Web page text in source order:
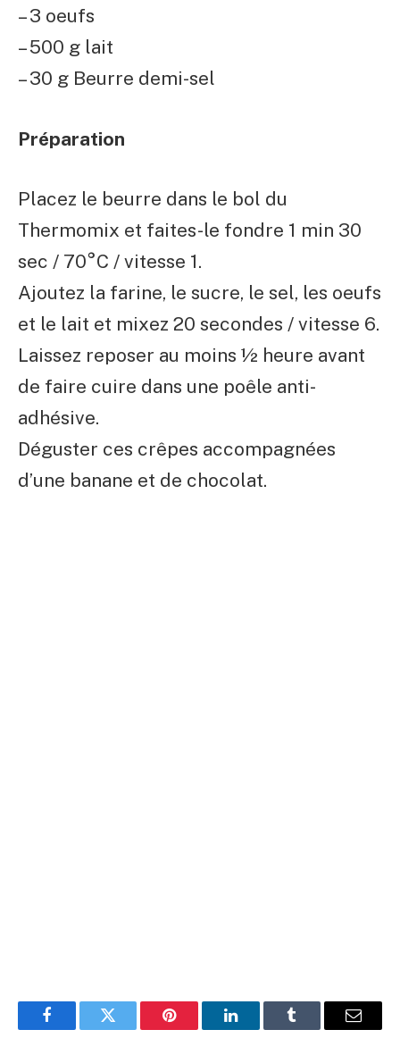
– 3 oeufs
– 500 g lait
– 30 g Beurre demi-sel
Préparation
Placez le beurre dans le bol du
Thermomix et faites-le fondre 1 min 30
sec / 70°C / vitesse 1.
Ajoutez la farine, le sucre, le sel, les oeufs
et le lait et mixez 20 secondes / vitesse 6.
Laissez reposer au moins ½ heure avant
de faire cuire dans une poêle anti-
adhésive.
Déguster ces crêpes accompagnées
d’une banane et de chocolat.
FacebookTwitter Pinterest LinkedInTumblr Email